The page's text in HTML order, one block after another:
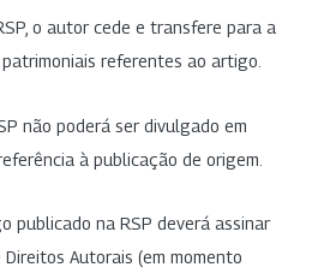
o autor cede e transfere para a
referentes ao artigo.
não poderá ser divulgado em
à publicação de origem.
publicado na RSP deverá assinar
Autorais (em momento